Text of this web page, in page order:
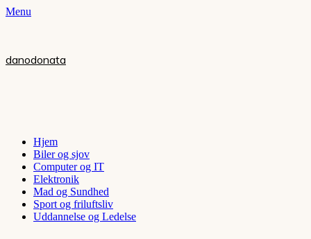
Menu
danodonata
Hjem
Biler og sjov
Computer og IT
Elektronik
Mad og Sundhed
Sport og friluftsliv
Uddannelse og Ledelse